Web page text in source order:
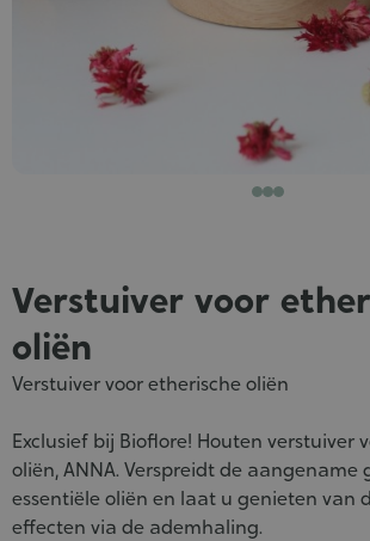
Verstuiver voor
oliën
Verstuiver voor etherische oliën
Exclusief bij Bioflore! Houten verstuiver
oliën, ANNA. Verspreidt de aangename
essentiële oliën en laat u genieten van
effecten via de ademhaling.